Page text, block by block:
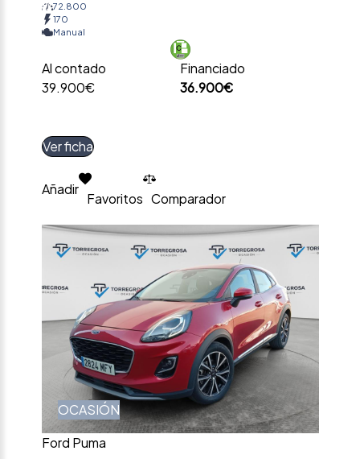
72.800
170
Manual
Al contado
39.900€
Financiado
36.900€
Ver ficha
Añadir
Favoritos Comparador
OCASIÓN
Ford Puma